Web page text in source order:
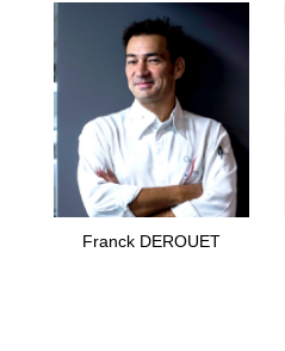
Franck DEROUET